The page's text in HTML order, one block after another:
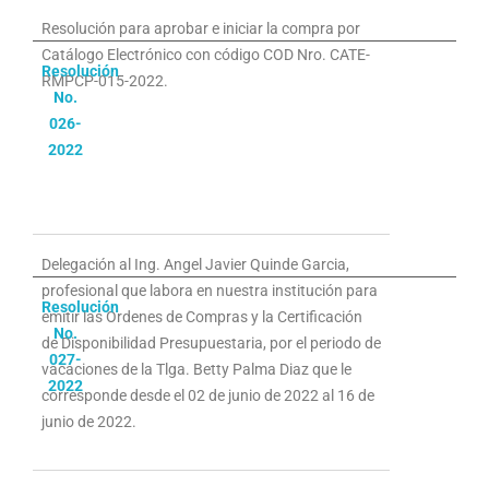
Resolución para aprobar e iniciar la compra por
Catálogo Electrónico con código COD Nro. CATE-
RMPCP-015-2022.
Resolución
No.
026-
2022
Delegación al Ing. Angel Javier Quinde Garcia,
profesional que labora en nuestra institución para
emitir las Ordenes de Compras y la Certificación
de Disponibilidad Presupuestaria, por el periodo de
vacaciones de la Tlga. Betty Palma Diaz que le
corresponde desde el 02 de junio de 2022 al 16 de
junio de 2022.
Resolución
No.
027-
2022